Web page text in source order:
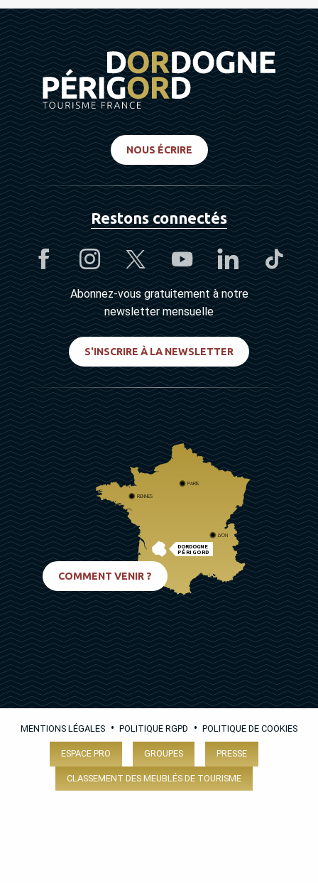
NOUS ÉCRIRE
Restons connectés
Abonnez-vous gratuitement à notre
newsletter mensuelle
S'INSCRIRE À LA NEWSLETTER
DORDOGNE
PÉRIGORD
PARIS
RENNES
LYON
COMMENT VENIR ?
MENTIONS LÉGALES • POLITIQUE RGPD • POLITIQUE DE COOKIES
ESPACE PRO GROUPES PRESSE
CLASSEMENT DES MEUBLÉS DE TOURISME